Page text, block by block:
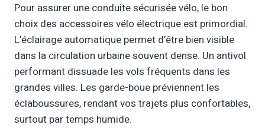
Pour assurer une conduite sécurisée vélo, le bon
choix des accessoires vélo électrique est primordial.
L’éclairage automatique permet d’être bien visible
dans la circulation urbaine souvent dense. Un antivol
performant dissuade les vols fréquents dans les
grandes villes. Les garde-boue préviennent les
éclaboussures, rendant vos trajets plus confortables,
surtout par temps humide.